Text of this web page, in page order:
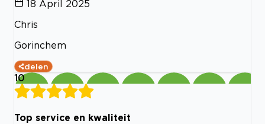
18 April 2025
Chris
Gorinchem
delen
10
Top service en kwaliteit